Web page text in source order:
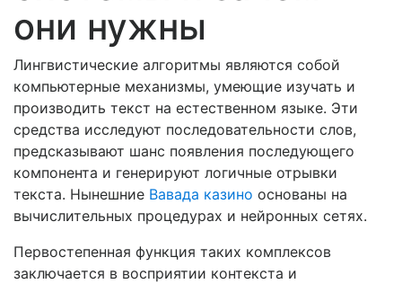
они нужны
Лингвистические алгоритмы являются собой
компьютерные механизмы, умеющие изучать и
производить текст на естественном языке. Эти
средства исследуют последовательности слов,
предсказывают шанс появления последующего
компонента и генерируют логичные отрывки
текста. Нынешние Вавада казино основаны на
вычислительных процедурах и нейронных сетях.
Первостепенная функция таких комплексов
заключается в восприятии контекста и